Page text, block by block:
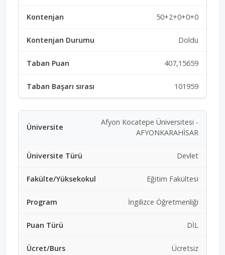
50+2+0+0+0
Doldu
407,15659
101959
Afyon Kocatepe Üniversitesi -
AFYONKARAHİSAR
Devlet
Eğitim Fakültesi
İngilizce Öğretmenliği
DİL
Ücretsiz